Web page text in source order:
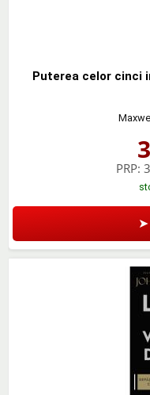
Puterea celor cinci
PRP:
➤